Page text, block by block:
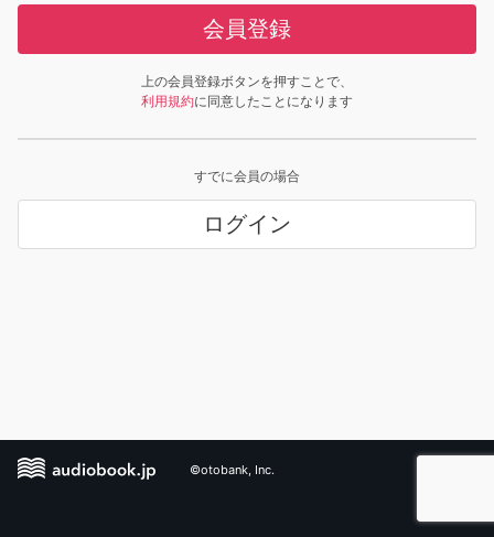
会員登録
上の会員登録ボタンを押すことで、
利用規約に同意したことになります
すでに会員の場合
ログイン
©otobank, Inc.